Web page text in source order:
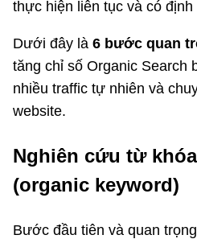
thực hiện liên tục và có
Dưới đây là 6 bước quan
tăng chỉ số Organic Search
nhiều traffic tự nhiên và
website.
Nghiên cứu từ
(organic keyword)
Bước đầu tiên và quan